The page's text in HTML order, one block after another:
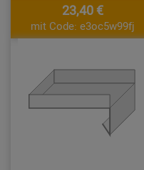
23,40 €
mit Code: e3oc5w99fj